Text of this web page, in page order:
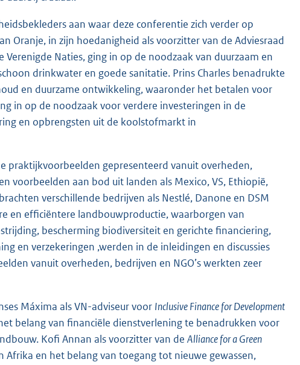
aan waar deze conferentie zich verder op
Oranje, in zijn hoedanigheid als voorzitter van de Adviesraad
Naties, ging in op de noodzaak van duurzaam en
drinkwater en goede sanitatie. Prins Charles benadrukte
en duurzame ontwikkeling, waaronder het betalen voor
in op de noodzaak voor verdere investeringen in de
en opbrengsten uit de koolstofmarkt in
praktijkvoorbeelden gepresenteerd vanuit overheden,
voorbeelden aan bod uit landen als Mexico, VS, Ethiopië,
verschillende bedrijven als Nestlé, Danone en DSM
en efficiëntere landbouwproductie, waarborgen van
bescherming biodiversiteit en gerichte financiering,
en verzekeringen ,werden in de inleidingen en discussies
vanuit overheden, bedrijven en NGO’s werkten zeer
Máxima als VN-adviseur voor Inclusive Finance for Development
belang van financiële dienstverlening te benadrukken voor
Kofi Annan als voorzitter van de Alliance for a Green
en het belang van toegang tot nieuwe gewassen,